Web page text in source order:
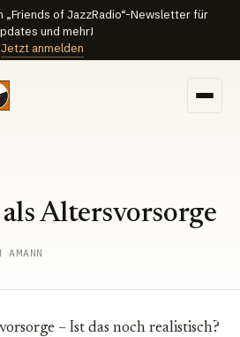
„Friends of JazzRadio“-Newsletter für
und mehr!
Jetzt anmelden
Altersvorsorge
AMANN
– Ist das noch realistisch?